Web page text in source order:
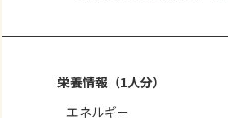
栄養情報（1人分）
エネルギー